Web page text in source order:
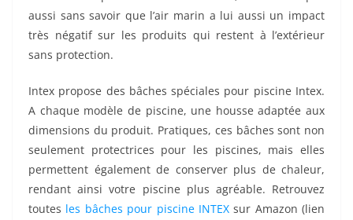
aussi sans savoir que l’air marin a lui aussi un impact
très négatif sur les produits qui restent à l’extérieur
sans protection.
Intex propose des bâches spéciales pour piscine Intex.
A chaque modèle de piscine, une housse adaptée aux
dimensions du produit. Pratiques, ces bâches sont non
seulement protectrices pour les piscines, mais elles
permettent également de conserver plus de chaleur,
rendant ainsi votre piscine plus agréable. Retrouvez
toutes les bâches pour piscine INTEXsur Amazon (lien